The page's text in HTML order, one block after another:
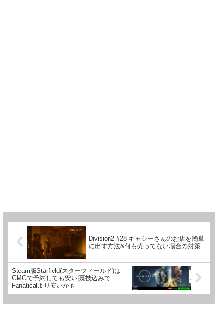
Division2 #28 キャシーさんのお店を簡単
に出す方法&何も売ってない場合の対策
Steam版Starfield(スターフィールド)は
GMGで予約しても安い|裏技込みで
Fanaticalより安いかも